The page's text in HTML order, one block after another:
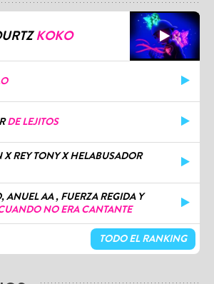
KOKO
DE LEJITOS
X REY TONY X HELABUSADOR
ANUEL AA , FUERZA REGIDA Y
NO ERA CANTANTE
TODO EL RANKING